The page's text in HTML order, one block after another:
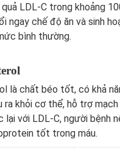
LDL-C trong khoảng
ngay chế độ ăn và sinh
bình thường.
là chất béo tốt, có khả
ra khỏi cơ thể, hỗ trợ
lại với LDL-C, người bệnh
tốt trong máu.